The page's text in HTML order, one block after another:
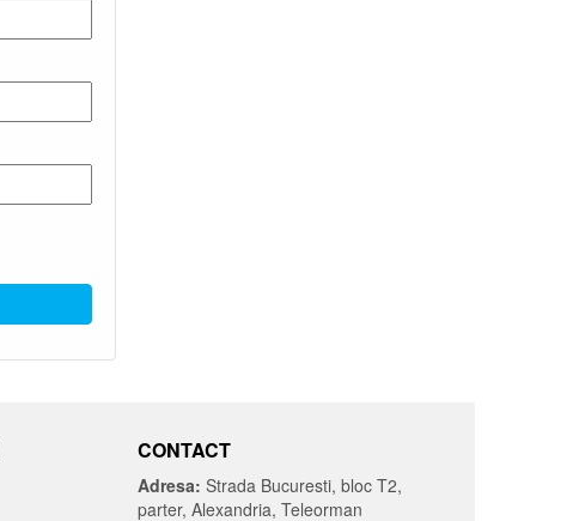
CONTACT
Adresa: Strada Bucuresti, bloc T2,
parter, Alexandria, Teleorman